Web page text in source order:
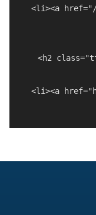
<li><a
<h2
<li><a